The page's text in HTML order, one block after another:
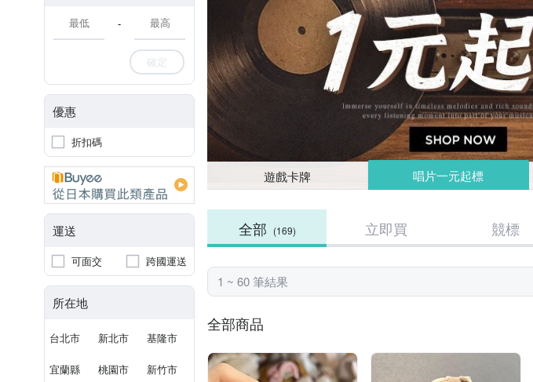
-
確定
優惠
折扣碼
運送
可面交 跨國運送
所在地
台北市 新北市 基隆市
宜蘭縣 桃園市 新竹市
遊戲卡牌 唱片一元起標
全部 (169) 立即買 競標
1 ~ 60 筆結果
全部商品